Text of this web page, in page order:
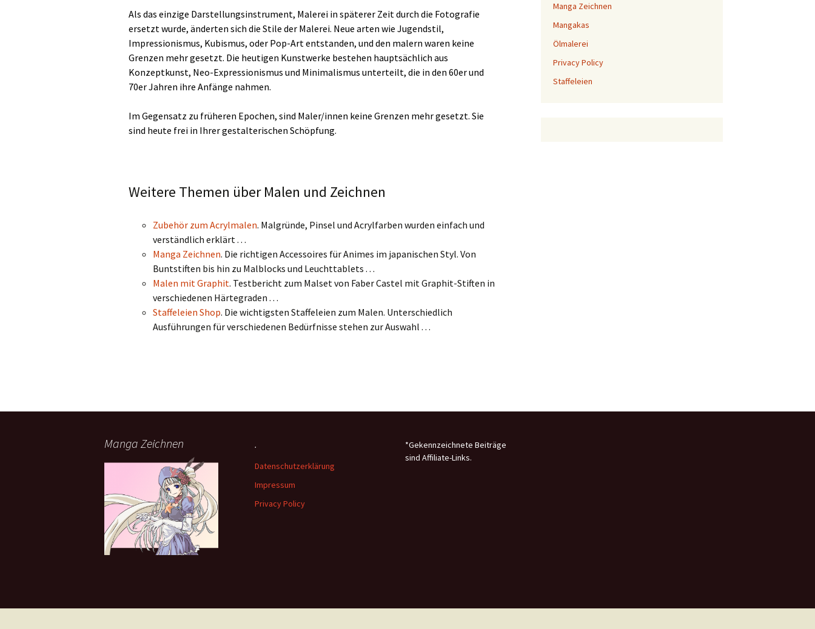
Als das einzige Darstellungsinstrument, Malerei in späterer Zeit durch die Fotografie
ersetzt wurde, änderten sich die Stile der Malerei. Neue arten wie Jugendstil,
Impressionismus, Kubismus, oder Pop-Art entstanden, und den malern waren keine
Grenzen mehr gesetzt. Die heutigen Kunstwerke bestehen hauptsächlich aus
Konzeptkunst, Neo-Expressionismus und Minimalismus unterteilt, die in den 60er und
70er Jahren ihre Anfänge nahmen.
Im Gegensatz zu früheren Epochen, sind Maler/innen keine Grenzen mehr gesetzt. Sie
sind heute frei in Ihrer gestalterischen Schöpfung.
Weitere Themen über Malen und Zeichnen
Zubehör zum Acrylmalen. Malgründe, Pinsel und Acrylfarben wurden einfach und
verständlich erklärt . . .
Manga Zeichnen. Die richtigen Accessoires für Animes im japanischen Styl. Von
Buntstiften bis hin zu Malblocks und Leuchttablets . . .
Malen mit Graphit. Testbericht zum Malset von Faber Castel mit Graphit-Stiften in
verschiedenen Härtegraden . . .
Staffeleien Shop. Die wichtigsten Staffeleien zum Malen. Unterschiedlich
Ausführungen für verschiedenen Bedürfnisse stehen zur Auswahl . . .
Manga Zeichnen
Mangakas
Ölmalerei
Privacy Policy
Staffeleien
Manga Zeichnen .
Datenschutzerklärung
Impressum
Privacy Policy
*Gekennzeichnete Beiträge
sind Affiliate-Links.